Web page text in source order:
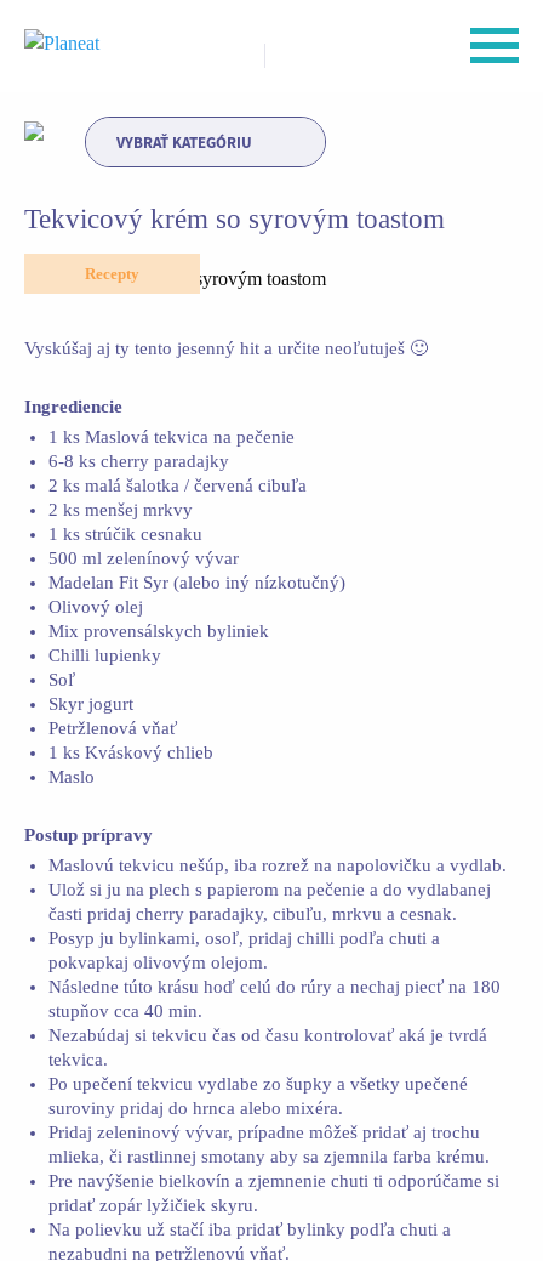
VYBRAŤ KATEGÓRIU
Tekvicový krém so syrovým toastom
Recepty
Vyskúšaj aj ty tento jesenný hit a určite neoľutuješ 🙂
Ingrediencie
1 ks Maslová tekvica na pečenie
6-8 ks cherry paradajky
2 ks malá šalotka / červená cibuľa
2 ks menšej mrkvy
1 ks strúčik cesnaku
500 ml zelenínový vývar
Madelan Fit Syr (alebo iný nízkotučný)
Olivový olej
Mix provensálskych byliniek
Chilli lupienky
Soľ
Skyr jogurt
Petržlenová vňať
1 ks Kváskový chlieb
Maslo
Postup prípravy
Maslovú tekvicu nešúp, iba rozrež na napolovičku a vydlab.
Ulož si ju na plech s papierom na pečenie a do vydlabanej
časti pridaj cherry paradajky, cibuľu, mrkvu a cesnak.
Posyp ju bylinkami, osoľ, pridaj chilli podľa chuti a
pokvapkaj olivovým olejom.
Následne túto krásu hoď celú do rúry a nechaj piecť na 180
stupňov cca 40 min.
Nezabúdaj si tekvicu čas od času kontrolovať aká je tvrdá
tekvica.
Po upečení tekvicu vydlabe zo šupky a všetky upečené
suroviny pridaj do hrnca alebo mixéra.
Pridaj zeleninový vývar, prípadne môžeš pridať aj trochu
mlieka, či rastlinnej smotany aby sa zjemnila farba krému.
Pre navýšenie bielkovín a zjemnenie chuti ti odporúčame si
pridať zopár lyžičiek skyru.
Na polievku už stačí iba pridať bylinky podľa chuti a
nezabudni na petržlenovú vňať.